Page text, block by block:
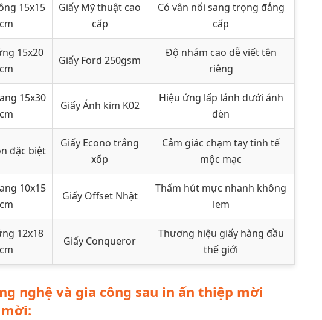
15x15
cm
Giấy Mỹ thuật cao
cấp
Có vân nổi sang trọng đẳng
cấp
15x20
cm
Giấy Ford 250gsm
Độ nhám cao dễ viết tên
riêng
15x30
cm
Giấy Ánh kim K02
Hiệu ứng lấp lánh dưới ánh
đèn
đặc biệt
Giấy Econo trắng
xốp
Cảm giác chạm tay tinh tế
mộc mạc
10x15
cm
Giấy Offset Nhật
Thấm hút mực nhanh không
lem
12x18
cm
Giấy Conqueror
Thương hiệu giấy hàng đầu
thế giới
nghệ và gia công sau in ấn thiệp mời